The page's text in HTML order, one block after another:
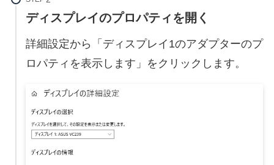
ディスプレイのプロパティを開く
詳細設定から「ディスプレイ1のアダプターのプ
ロパティを表示します」をクリックします。